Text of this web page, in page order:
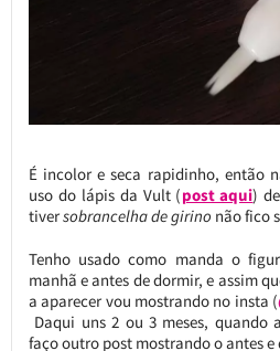
É incolor e seca rapidinho, então
uso do lápis da Vult (post aqui)
tiversobrancelha de girino não fico
Tenho usado como manda o
manhã e antes de dormir, e assim
a aparecer vou mostrando no insta (
Daqui uns 2 ou 3 meses,
faço outro post mostrando o antes e